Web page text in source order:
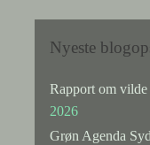
Nyeste
Rapport om
2026
Grøn Agenda